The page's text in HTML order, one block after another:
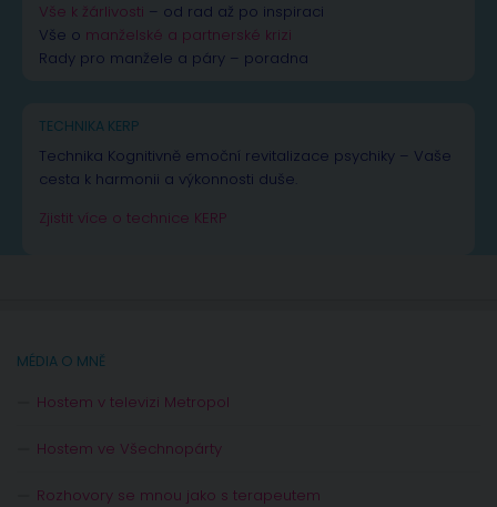
Vše k žárlivosti – od rad až po inspiraci
Vše o manželské a partnerské krizi
Rady pro manžele a páry – poradna
TECHNIKA KERP
Technika Kognitivně emoční revitalizace psychiky – Vaše
cesta k harmonii a výkonnosti duše.
Zjistit více o technice KERP
MÉDIA O MNĚ
Hostem v televizi Metropol
Hostem ve Všechnopárty
Rozhovory se mnou jako s terapeutem